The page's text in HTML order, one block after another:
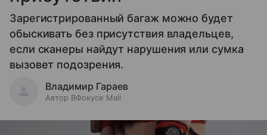
Зарегистрированный багаж можно будет
обыскивать без присутствия владельцев,
если сканеры найдут нарушения или сумка
вызовет подозрения.
Владимир Гараев
Автор ВФокусе Mail